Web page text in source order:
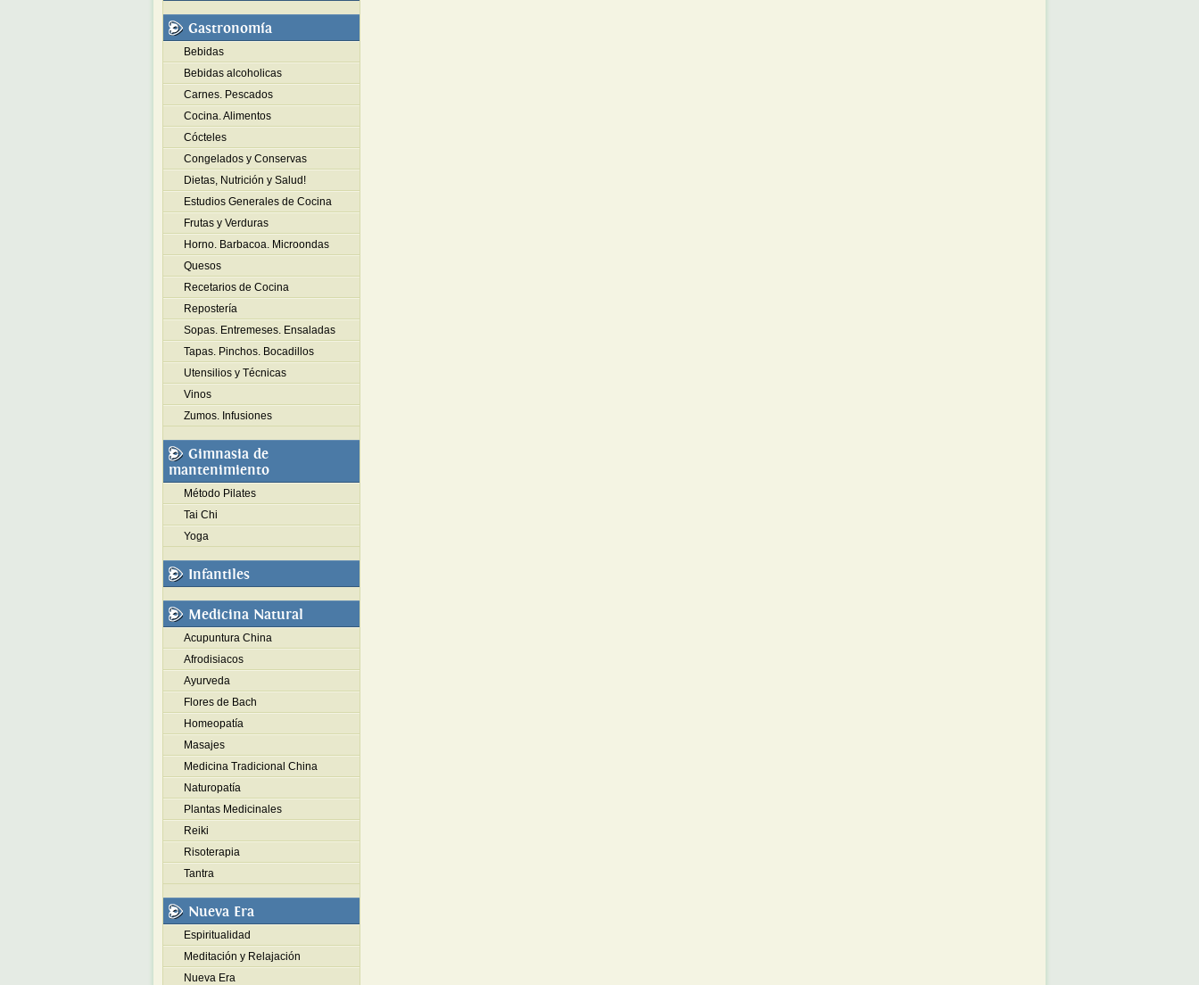
Gastronomía
Bebidas
Bebidas alcoholicas
Carnes. Pescados
Cocina. Alimentos
Cócteles
Congelados y Conservas
Dietas, Nutrición y Salud!
Estudios Generales de Cocina
Frutas y Verduras
Horno. Barbacoa. Microondas
Quesos
Recetarios de Cocina
Repostería
Sopas. Entremeses. Ensaladas
Tapas. Pinchos. Bocadillos
Utensilios y Técnicas
Vinos
Zumos. Infusiones
Gimnasia de
mantenimiento
Método Pilates
Tai Chi
Yoga
Infantiles
Medicina Natural
Acupuntura China
Afrodisiacos
Ayurveda
Flores de Bach
Homeopatía
Masajes
Medicina Tradicional China
Naturopatía
Plantas Medicinales
Reiki
Risoterapia
Tantra
Nueva Era
Espiritualidad
Meditación y Relajación
Nueva Era